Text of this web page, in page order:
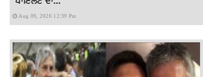
Aug 09, 2026 12:39 Pm